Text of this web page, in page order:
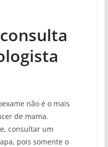
não é o mais
de mama.
consultar um
pois somente o